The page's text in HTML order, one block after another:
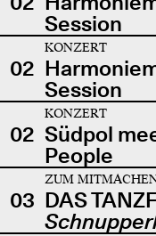
Session
02
KONZERT
Session
02
KONZERT
Südpol
People
03
ZUM
DAS